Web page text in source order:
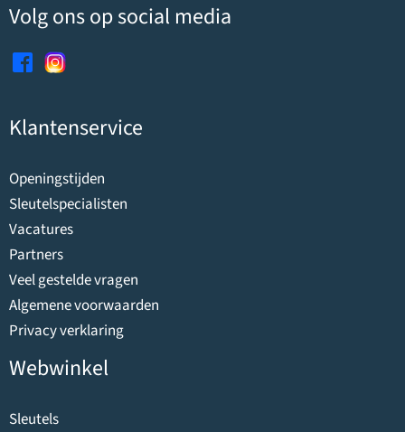
Volg ons op social media
Klantenservice
Openingstijden
Sleutelspecialisten
Vacatures
Partners
Veel gestelde vragen
Algemene voorwaarden
Privacy verklaring
Webwinkel
Sleutels